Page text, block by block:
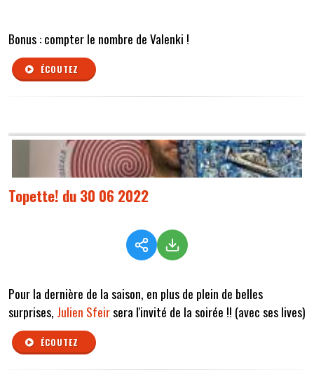
Bonus : compter le nombre de Valenki !
ÉCOUTEZ
Topette! du 30 06 2022
Pour la dernière de la saison, en plus de plein de belles
surprises, Julien Sfeirsera l'invité de la soirée !! (avec ses lives)
ÉCOUTEZ